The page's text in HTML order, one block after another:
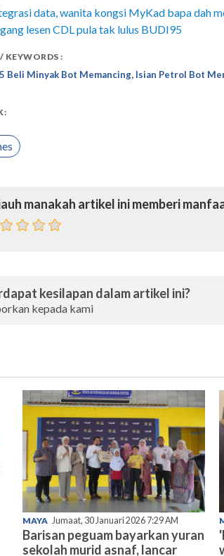
data, wanita kongsi MyKad bapa dah
lesen CDL pula tak lulus BUDI95
KEYWORDS :
Beli Minyak Bot Memancing Isian Petrol Bot
manakah artikel ini memberi
kesilapan dalam artikel ini?
kepada kami
MAYA Jumaat, 30 Januari 2026 7:29 AM
Barisan peguam bayarkan yuran
sekolah murid asnaf, lancar